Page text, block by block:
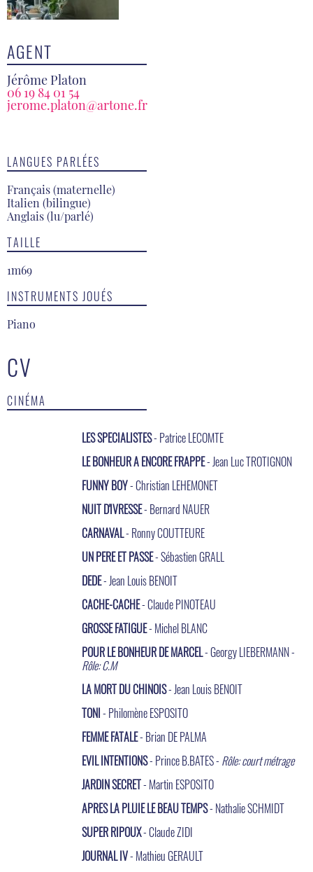
AGENT
Jérôme Platon
06 19 84 01 54
jerome.platon@artone.fr
LANGUES PARLÉES
Français (maternelle)
Italien (bilingue)
Anglais (lu/parlé)
TAILLE
1m69
INSTRUMENTS JOUÉS
Piano
CV
CINÉMA
LES SPECIALISTES- Patrice LECOMTE
LE BONHEUR A ENCORE FRAPPE- Jean Luc TROTIGNON
FUNNY BOY- Christian LEHEMONET
NUIT D'IVRESSE- Bernard NAUER
CARNAVAL- Ronny COUTTEURE
UN PERE ET PASSE- Sébastien GRALL
DEDE- Jean Louis BENOIT
CACHE-CACHE- Claude PINOTEAU
GROSSE FATIGUE- Michel BLANC
POUR LE BONHEUR DE MARCEL- Georgy LIEBERMANN -
Rôle: C.M
LA MORT DU CHINOIS- Jean Louis BENOIT
TONI- Philomène ESPOSITO
FEMME FATALE- Brian DE PALMA
EVIL INTENTIONS- Prince B.BATES - Rôle: court métrage
JARDIN SECRET- Martin ESPOSITO
APRES LA PLUIE LE BEAU TEMPS- Nathalie SCHMIDT
SUPER RIPOUX- Claude ZIDI
JOURNAL IV- Mathieu GERAULT